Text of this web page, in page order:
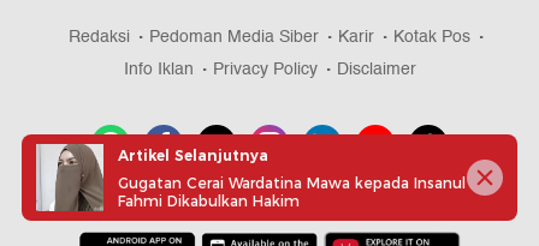
Redaksi Pedoman Media Siber Karir
Kotak Pos
Info Iklan
Privacy Policy Disclaimer
Download aplikasi detikcom
Artikel Selanjutnya
Gugatan Cerai Wardatina Mawa kepada Insanul
Fahmi Dikabulkan Hakim